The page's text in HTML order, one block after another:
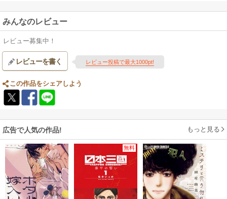
みんなのレビュー
レビュー募集中！
レビューを書く レビュー投稿で最大1000pt!
この作品をシェアしよう
広告で人気の作品! もっと見る
無料